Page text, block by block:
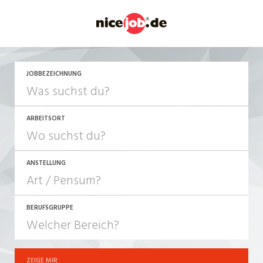
JOBBEZEICHNUNG
ARBEITSORT
ANSTELLUNG
JOB-TYP
Festanstellung
BERUFSGRUPPE
ZEIGE MIR